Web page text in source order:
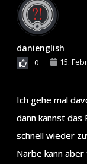
danienglish
0 15.
Ich gehe mal
dann kannst das
schnell wieder
Narbe kann